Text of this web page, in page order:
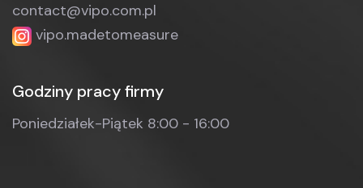
contact@vipo.com.pl
vipo.madetomeasure
Godziny pracy firmy
Poniedziałek-Piątek 8:00 - 16:00